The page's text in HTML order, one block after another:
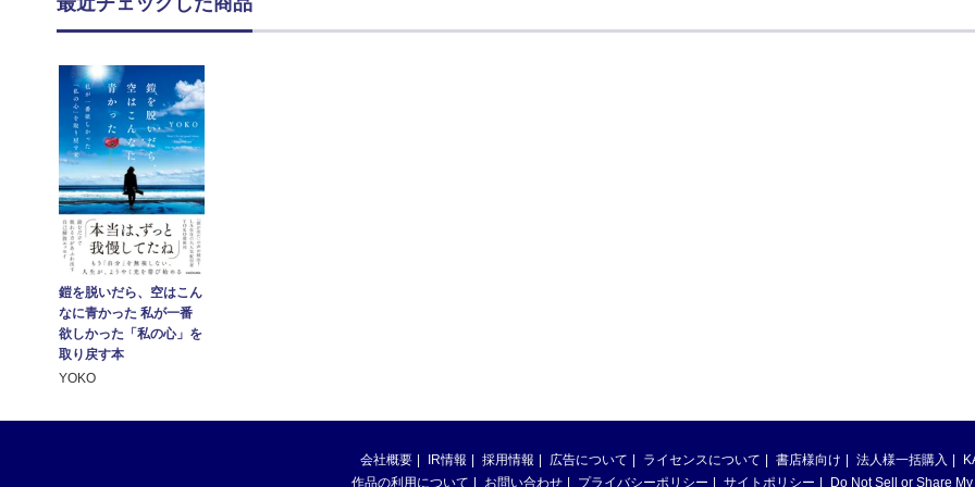
鎧を脱いだら、空はこん
なに青かった 私が一番
欲しかった「私の心」を
取り戻す本
YOKO
会社概要 IR情報 採用情報 広告について ライセンスについて 書店様向け 法人様一括購入
作品の利用について
お問い合わせ プライバシーポリシー サイトポリシー Do Not Sell or Share